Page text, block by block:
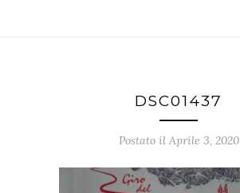
DSC01437
Postato il Aprile 3, 2020